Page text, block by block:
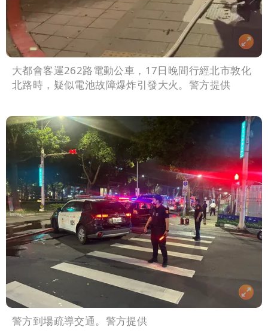
大都會客運262路電動公車，17日晚間行經北市敦化
北路時，疑似電池故障爆炸引發大火。警方提供
警方到場疏導交通。警方提供